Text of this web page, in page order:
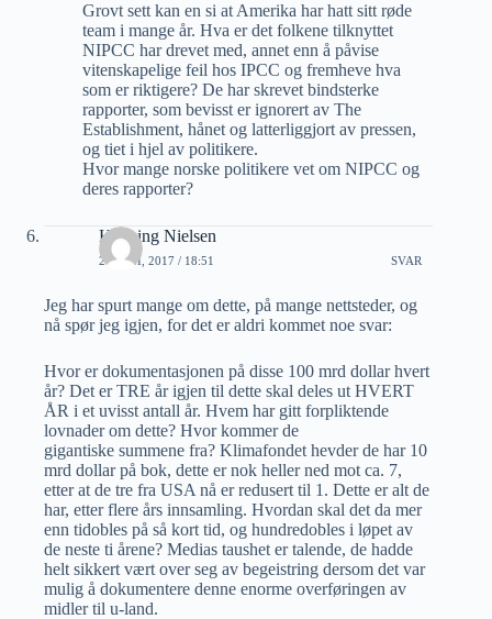
Grovt sett kan en si at Amerika har hatt sitt røde
team i mange år. Hva er det folkene tilknyttet
NIPCC har drevet med, annet enn å påvise
vitenskapelige feil hos IPCC og fremheve hva
som er riktigere? De har skrevet bindsterke
rapporter, som bevisst er ignorert av The
Establishment, hånet og latterliggjort av pressen,
og tiet i hjel av politikere.
Hvor mange norske politikere vet om NIPCC og
deres rapporter?
Henning Nielsen
20 JUNI, 2017 / 18:51 SVAR
Jeg har spurt mange om dette, på mange nettsteder, og
nå spør jeg igjen, for det er aldri kommet noe svar:
Hvor er dokumentasjonen på disse 100 mrd dollar hvert
år? Det er TRE år igjen til dette skal deles ut HVERT
ÅR i et uvisst antall år. Hvem har gitt forpliktende
lovnader om dette? Hvor kommer de
gigantiske summene fra? Klimafondet hevder de har 10
mrd dollar på bok, dette er nok heller ned mot ca. 7,
etter at de tre fra USA nå er redusert til 1. Dette er alt de
har, etter flere års innsamling. Hvordan skal det da mer
enn tidobles på så kort tid, og hundredobles i løpet av
de neste ti årene? Medias taushet er talende, de hadde
helt sikkert vært over seg av begeistring dersom det var
mulig å dokumentere denne enorme overføringen av
midler til u-land.